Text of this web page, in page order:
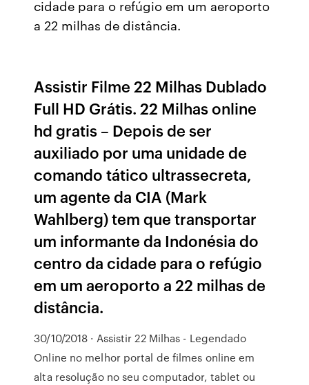
cidade para o refúgio em um aeroporto
a 22 milhas de distância.
Assistir Filme 22 Milhas Dublado
Full HD Grátis. 22 Milhas online
hd gratis – Depois de ser
auxiliado por uma unidade de
comando tático ultrassecreta,
um agente da CIA (Mark
Wahlberg) tem que transportar
um informante da Indonésia do
centro da cidade para o refúgio
em um aeroporto a 22 milhas de
distância.
30/10/2018 · Assistir 22 Milhas - Legendado
Online no melhor portal de filmes online em
alta resolução no seu computador, tablet ou